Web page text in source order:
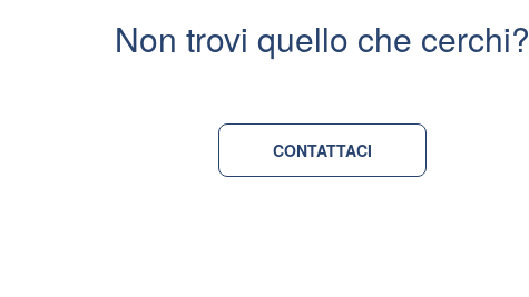
Non trovi quello che cerchi?
CONTATTACI